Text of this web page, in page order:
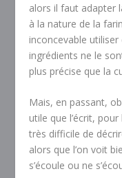
alors il faut adapter
à la nature de la
inconcevable
ingrédients ne le
plus précise que la
Mais, en passant,
utile que l’écrit,
très difficile de
alors que l’on voit
s’écoule ou ne